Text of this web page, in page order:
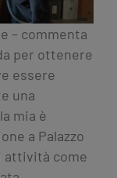
– commenta
per ottenere
essere
una
mia è
a Palazzo
attività come